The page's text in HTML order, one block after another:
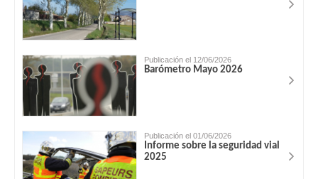
Publicación el 12/06/2026
Barómetro Mayo 2026
Publicación el 01/06/2026
Informe sobre la seguridad vial
2025